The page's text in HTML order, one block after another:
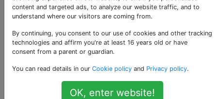
South County
Trailway von
Manhattan aus mit
einem Rennrad?
content and targeted ads, to analyze our website traffic, and to
understand where our visitors are coming from.
By continuing, you consent to our use of cookies and other tracking
technologies and affirm you're at least 16 years old or have
consent from a parent or guardian.
You can read details in our Cookie policy and Privacy policy.
OK, enter website!